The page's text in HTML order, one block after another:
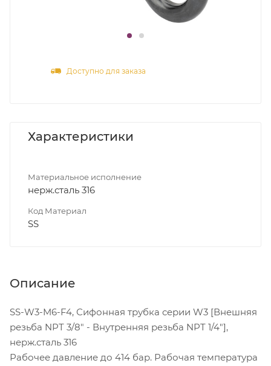
Доступно для заказа
Характеристики
Материальное исполнение
нерж.сталь 316
Код Материал
SS
Описание
SS-W3-M6-F4, Сифонная трубка серии W3 [Внешняя
резьба NPT 3/8" - Внутренняя резьба NPT 1/4"],
нерж.сталь 316
Рабочее давление до 414 бар. Рабочая температура